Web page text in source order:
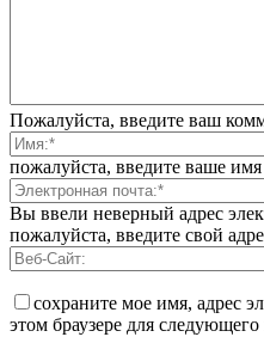
Пожалуйста, введите ваш
пожалуйста, введите ваше имя
Вы ввели неверный адрес
пожалуйста, введите свой
сохраните мое имя, адрес
этом браузере для